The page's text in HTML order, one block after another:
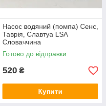
Насос водяний (помпа) Сенс,
Таврія, Славтуа LSA
Словаччина
Готово до відправки
520 ₴
Купити